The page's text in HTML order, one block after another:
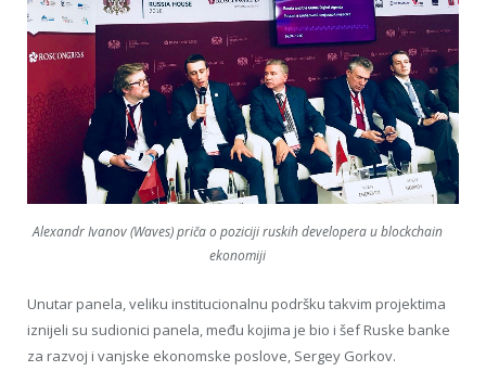
Alexandr Ivanov (Waves) priča o poziciji ruskih developera u blockchain
ekonomiji
Unutar panela, veliku institucionalnu podršku takvim projektima
iznijeli su sudionici panela, među kojima je bio i šef Ruske banke
za razvoj i vanjske ekonomske poslove, Sergey Gorkov.